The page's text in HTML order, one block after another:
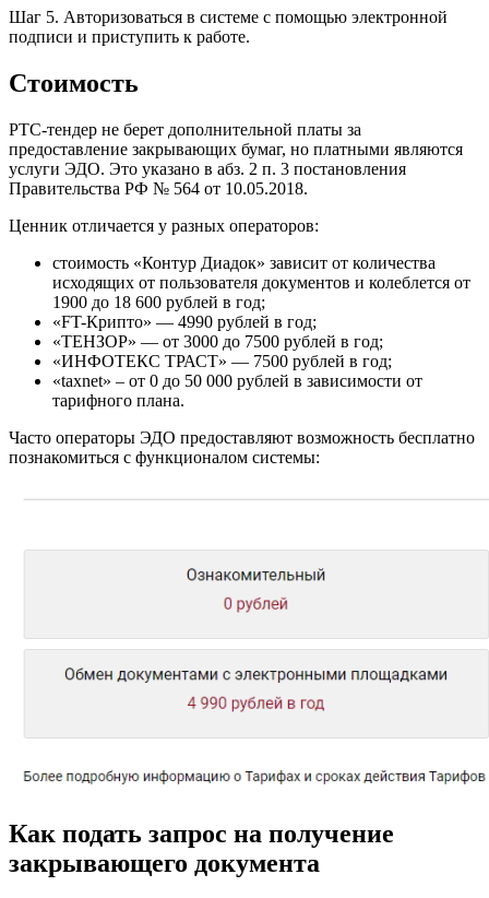
Шаг 5. Авторизоваться в системе с помощью электронной
подписи и приступить к работе.
Стоимость
РТС-тендер не берет дополнительной платы за
предоставление закрывающих бумаг, но платными являются
услуги ЭДО. Это указано в абз. 2 п. 3 постановления
Правительства РФ № 564 от 10.05.2018.
Ценник отличается у разных операторов:
стоимость «Контур Диадок» зависит от количества
исходящих от пользователя документов и колеблется от
1900 до 18 600 рублей в год;
«FT-Крипто» — 4990 рублей в год;
«ТЕНЗОР» — от 3000 до 7500 рублей в год;
«ИНФОТЕКС ТРАСТ» — 7500 рублей в год;
«taxnet» – от 0 до 50 000 рублей в зависимости от
тарифного плана.
Часто операторы ЭДО предоставляют возможность бесплатно
познакомиться с функционалом системы:
Как подать запрос на получение
закрывающего документа